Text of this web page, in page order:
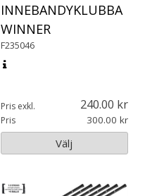
INNEBANDYKLUBBA
WINNER
F235046
Pris exkl. 240.00
Pris 300.00
Välj